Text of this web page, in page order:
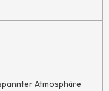
Atmosphäre